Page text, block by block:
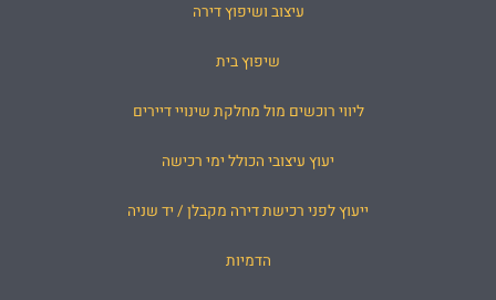
עיצוב ושיפוץ דירה
שיפוץ בית
ליווי רוכשים מול מחלקת שינויי דיירים
יעוץ עיצובי הכולל ימי רכישה
ייעוץ לפני רכישת דירה מקבלן / יד שניה
הדמיות